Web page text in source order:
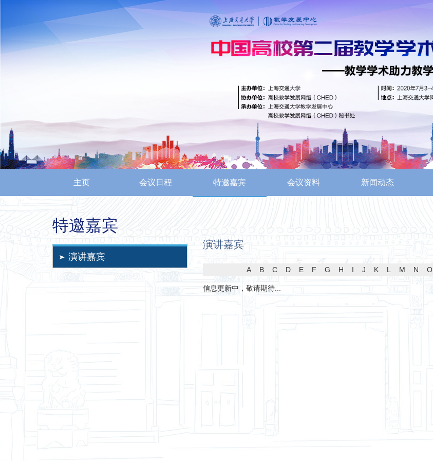
主页 会议日程 特邀嘉宾 会议资料 新闻动态
特邀嘉宾
演讲嘉宾
演讲嘉宾
A B C D E F G H I J K L M N O
信息更新中，敬请期待...